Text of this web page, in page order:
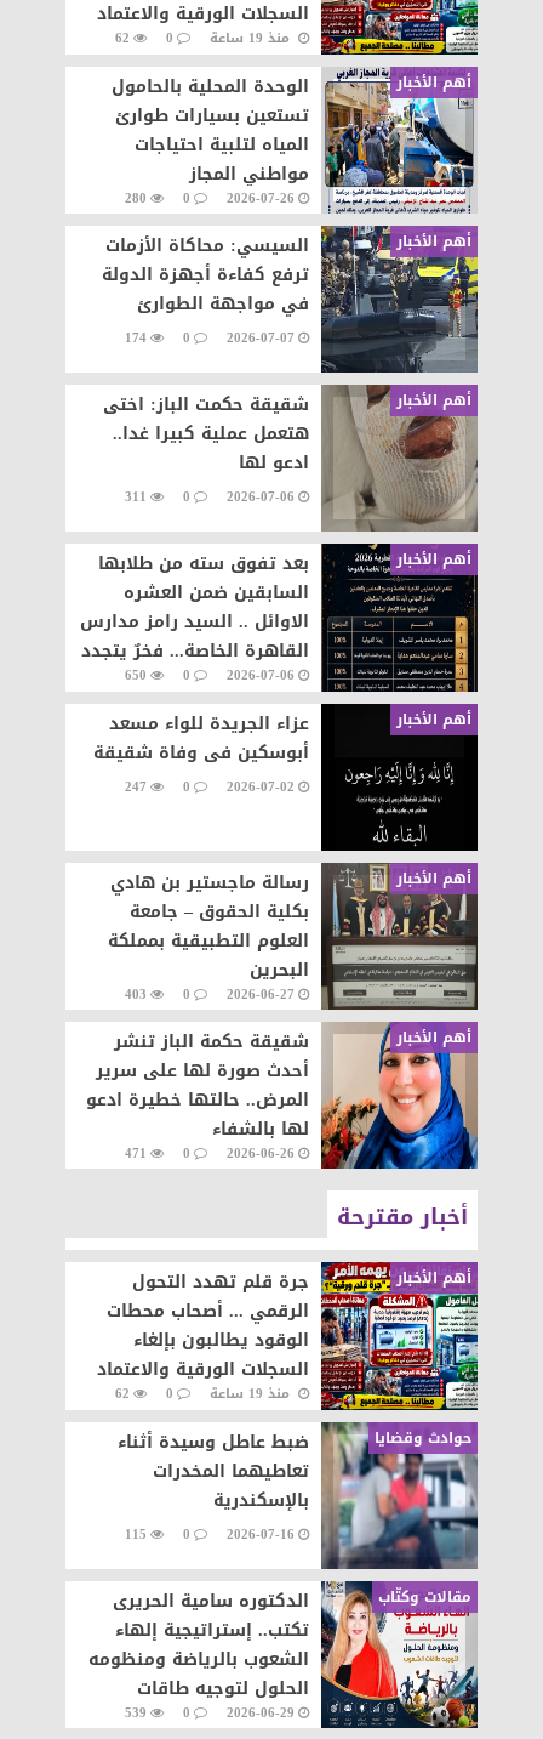
السجلات الورقية والاعتماد
على المنظومة الإلكترونية
منذ 19 ساعة 0
62
أهم الأخبار
الوحدة المحلية بالحامول
تستعين بسيارات طوارئ
المياه لتلبية احتياجات
مواطني المجاز
2026-07-26
0
280
أهم الأخبار
السيسي: محاكاة الأزمات
ترفع كفاءة أجهزة الدولة
في مواجهة الطوارئ
2026-07-07
0
174
أهم الأخبار
شقيقة حكمت الباز: اختى
هتعمل عملية كبيرا غدا..
ادعو لها
2026-07-06
0
311
أهم الأخبار
بعد تفوق سته من طلابها
السابقين ضمن العشره
الاوائل .. السيد رامز مدارس
القاهرة الخاصة... فخرٌ يتجدد
وإنجازٌ يتواصل
2026-07-06
0
650
أهم الأخبار
عزاء الجريدة للواء مسعد
أبوسكين فى وفاة شقيقة
2026-07-02
0
247
أهم الأخبار
رسالة ماجستير بن هادي
بكلية الحقوق – جامعة
العلوم التطبيقية بمملكة
البحرين
2026-06-27
0
403
أهم الأخبار
شقيقة حكمة الباز تنشر
أحدث صورة لها على سرير
المرض.. حالتها خطيرة ادعو
لها بالشفاء
2026-06-26
0
471
أخبار مقترحة
أهم الأخبار
جرة قلم تهدد التحول
الرقمي ... أصحاب محطات
الوقود يطالبون بإلغاء
السجلات الورقية والاعتماد
على المنظومة الإلكترونية
منذ 19 ساعة 0
62
حوادث وقضايا
ضبط عاطل وسيدة أثناء
تعاطيهما المخدرات
بالإسكندرية
2026-07-16
0
115
مقالات وكتّاب
الدكتوره سامية الحريرى
تكتب.. إستراتيجية إلهاء
الشعوب بالرياضة ومنظومه
الحلول لتوجيه طاقات
الشعوب نحو التطور والابداع
2026-06-29
0
539